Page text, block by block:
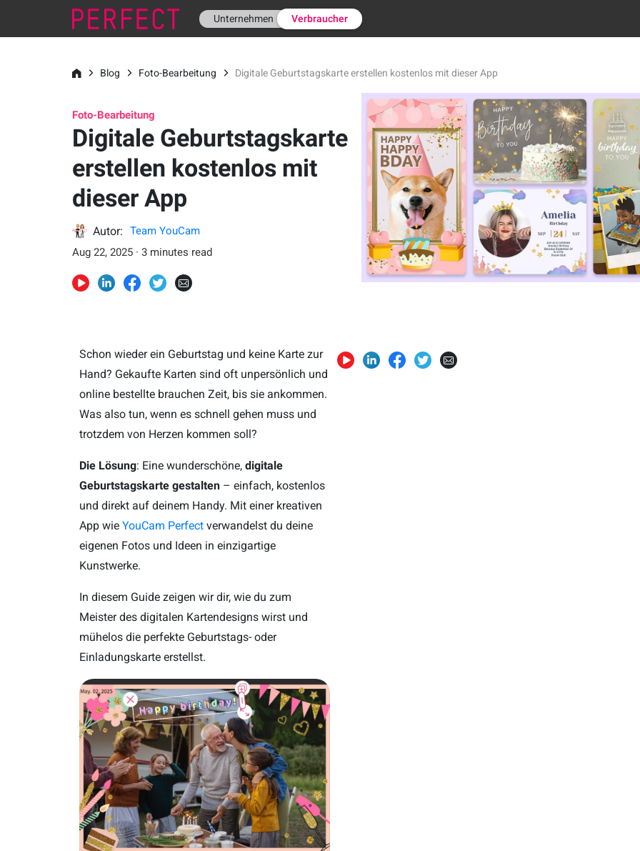
Unternehmen Verbraucher
Blog Foto-Bearbeitung Digitale Geburtstagskarte erstellen kostenlos mit dieser App
Foto-Bearbeitung
Digitale Geburtstagskarte
erstellen kostenlos mit
dieser App
Autor:
Team YouCam
Aug 22, 2025 · 3 minutes read
Schon wieder ein Geburtstag und keine Karte zur
Hand? Gekaufte Karten sind oft unpersönlich und
online bestellte brauchen Zeit, bis sie ankommen.
Was also tun, wenn es schnell gehen muss und
trotzdem von Herzen kommen soll?
Die Lösung: Eine wunderschöne, digitale
Geburtstagskarte gestalten– einfach, kostenlos
und direkt auf deinem Handy. Mit einer kreativen
App wie YouCam Perfectverwandelst du deine
eigenen Fotos und Ideen in einzigartige
Kunstwerke.
In diesem Guide zeigen wir dir, wie du zum
Meister des digitalen Kartendesigns wirst und
mühelos die perfekte Geburtstags- oder
Einladungskarte erstellst.